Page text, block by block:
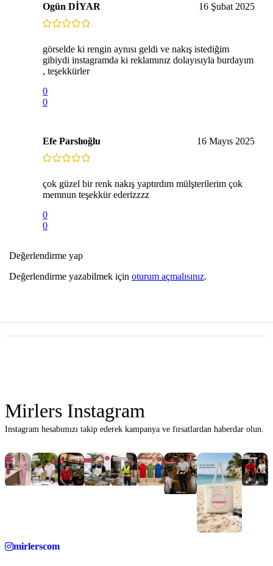
Ogün DİYAR 16 Şubat 2025
görselde ki rengin aynısı geldi ve nakış istediğim
gibiydi instagramda ki reklamınız dolayısıyla burdayım
, teşekkürler
0
0
Efe Parslıoğlu 16 Mayıs 2025
çok güzel bir renk nakış yaptırdım mülşterilerim çok
memnun teşekkür ederizzzz
0
0
Değerlendirme yap
Değerlendirme yazabilmek için oturum açmalısınız.
Mirlers Instagram
Instagram hesabımızı takip ederek kampanya ve fırsatlardan haberdar olun.
mirlerscom